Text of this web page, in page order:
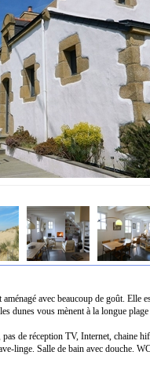
avec beaucoup de goût.
dunes vous mènent à la longue
de réception TV, Internet, chaine
linge. Salle de bain avec douche.